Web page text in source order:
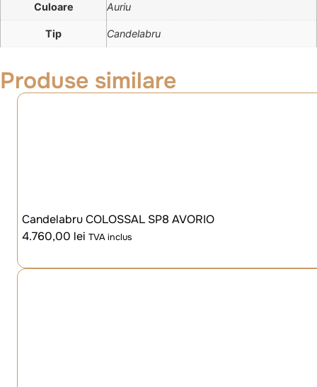
Culoare Auriu
Tip Candelabru
Produse similare
Candelabru COLOSSAL SP8 AVORIO
4.760,00 lei TVA inclus